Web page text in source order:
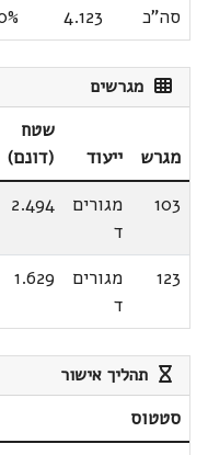
סה"כ 4.123
מגרשים
מגרש ייעוד
שטח
(דונם)
103
מגורים
ד
2.494
123
מגורים
ד
1.629
תהליך אישור
סטטוס